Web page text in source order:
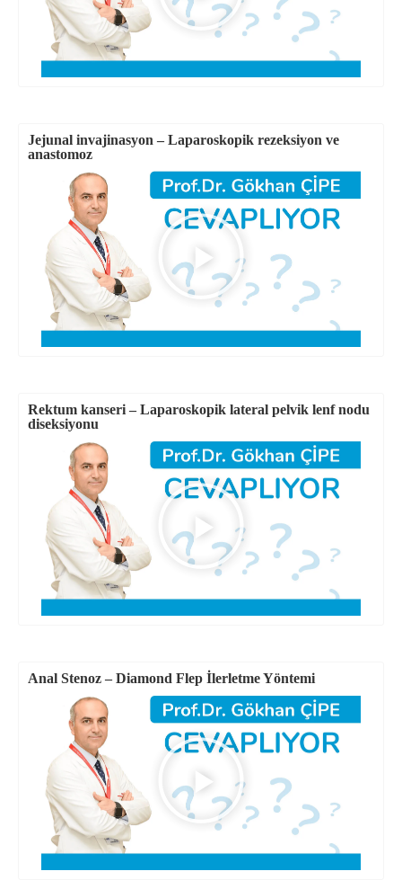
Jejunal invajinasyon – Laparoskopik rezeksiyon ve
anastomoz
Rektum kanseri – Laparoskopik lateral pelvik lenf nodu
diseksiyonu
Anal Stenoz – Diamond Flep İlerletme Yöntemi